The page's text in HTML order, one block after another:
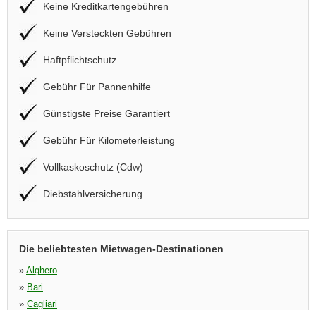
Keine Kreditkartengebühren
Keine Versteckten Gebühren
Haftpflichtschutz
Gebühr Für Pannenhilfe
Günstigste Preise Garantiert
Gebühr Für Kilometerleistung
Vollkaskoschutz (Cdw)
Diebstahlversicherung
Die beliebtesten Mietwagen-Destinationen
» Alghero
» Bari
» Cagliari